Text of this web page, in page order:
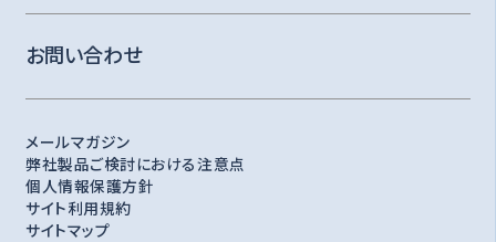
お問い合わせ
メールマガジン
弊社製品ご検討における注意点
個人情報保護方針
サイト利用規約
サイトマップ